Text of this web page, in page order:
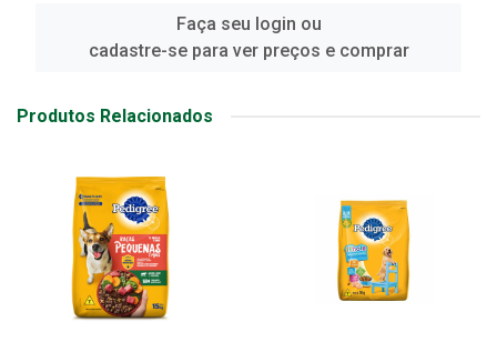
Faça seu login ou
cadastre-se para ver preços e comprar
Produtos Relacionados